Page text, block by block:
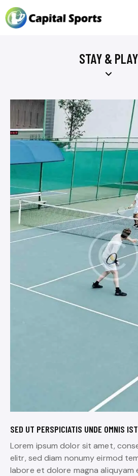
STAY & PLAY
SED UT PERSPICIATIS UNDE OMNIS
Lorem ipsum dolor sit amet,
elitr, sed diam nonumy eirmod
labore et dolore magna aliquyam